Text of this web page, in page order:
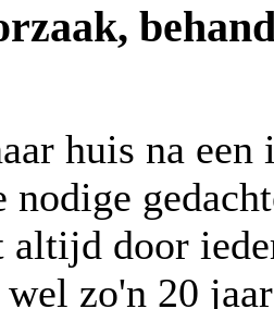
huis na
door
zo'n 20